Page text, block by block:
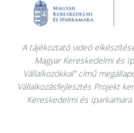
A tájékoztató videó
Magyar Kereskedelmi és
Vállalkozókkal" című
Vállalkozásfejlesztés Projekt
Kereskedelmi és